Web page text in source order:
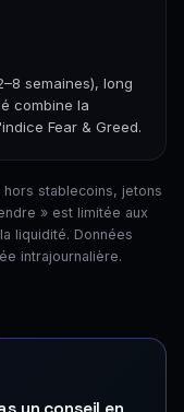
semaines), long
combine la
Fear & Greed.
stablecoins, jetons
» est limitée aux
liquidité. Données
intrajournalière.